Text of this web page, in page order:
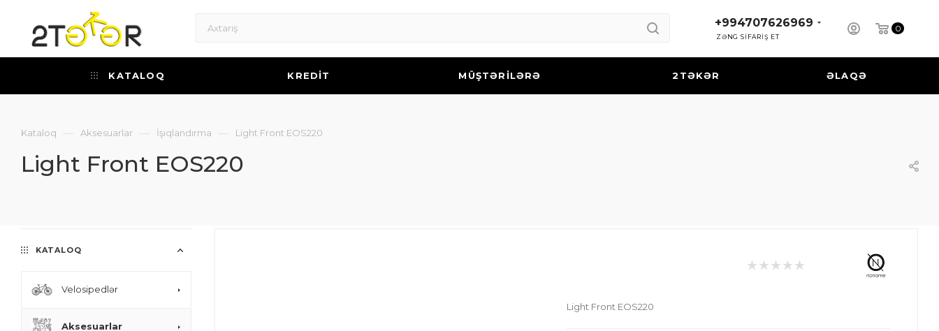
0
+994707626969
ZƏNG SİFARİŞ ET
KATALOQ KREDİT MÜŞTƏRİLƏRƏ 2TƏKƏR ƏLAQƏ
Kataloq — Aksesuarlar — İşıqlandırma — Light Front EOS220
Light Front EOS220
Light Front EOS220
KATALOQ
Velosipedlər
Aksesuarlar